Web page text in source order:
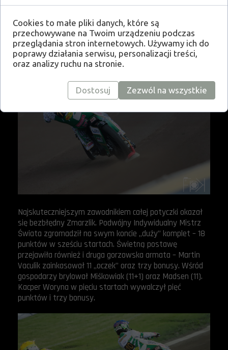
podwójnie pokonali Lindgrena oraz Smektałę. Dzieła
zniszczenia dokończył niezawodny Zmarzlik wraz z
Vaculikiem, ustalając wynik spotkania 39:51.
Najskuteczniejszym zawodnikiem całej potyczki okazał
się bezbłędny Zmarzlik. Podwójny Indywidualny Mistrz
Świata zgromadził na swym koncie „duży” komplet – 18
punktów w sześciu startach. Świetną postawę
przejawiła również i druga gorzowska armata – Martin
Vaculik zainkasował 11 „oczek” oraz trzy bonusy. Wśród
gospodarzy brylował Miśkowiak (11+1) oraz Madsen (11).
Kacper Woryna w pięciu startach wywalczył pięć
punktów i trzy bonusy.
Cookies to małe pliki danych, które są
przechowywane na Twoim urządzeniu podczas
przeglądania stron internetowych. Używamy ich do
poprawy działania serwisu, personalizacji treści,
oraz analizy ruchu na stronie.
Dostosuj Zezwól na wszystkie